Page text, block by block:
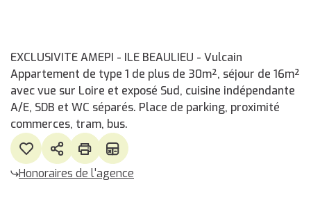
EXCLUSIVITE AMEPI - ILE BEAULIEU - Vulcain
Appartement de type 1 de plus de 30m², séjour de 16m²
avec vue sur Loire et exposé Sud, cuisine indépendante
A/E, SDB et WC séparés. Place de parking, proximité
commerces, tram, bus.
Honoraires de l'agence